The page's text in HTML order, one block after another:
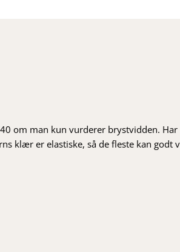
om man kun vurderer brystvidden. Har
klær er elastiske, så de fleste kan godt